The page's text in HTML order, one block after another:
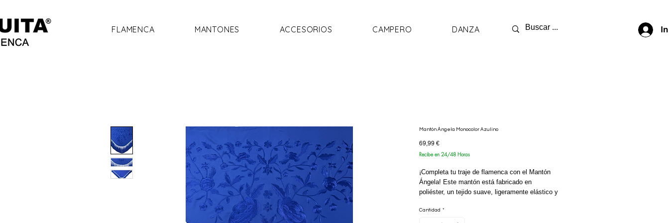
FLAMENCA MANTONES ACCESORIOS CAMPERO DANZA
Mantón Ángela Monocolor Azulino
69,99 €Precio
Recibe en 24/48 Horas
¡Completa tu traje de flamenca con el Mantón
Ángela! Este mantón está fabricado en
poliéster, un tejido suave, ligeramente elástico y
el flecado a mano le dan un toque auténtico y
Cantidad *